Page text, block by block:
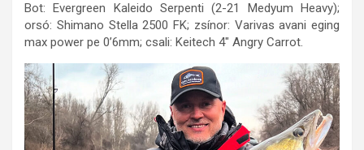
Bot: Evergreen Kaleido Serpenti (2-21 Medyum Heavy);
orsó: Shimano Stella 2500 FK; zsínor: Varivas avani eging
max power pe 0’6mm; csali: Keitech 4″ Angry Carrot.